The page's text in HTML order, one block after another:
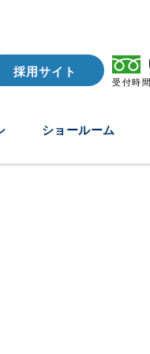
採用サイト
受付時
ショールーム